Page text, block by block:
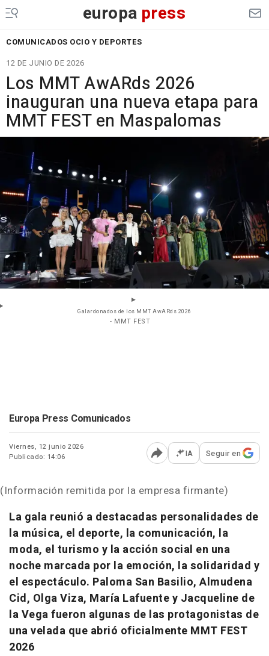
europa press
COMUNICADOS OCIO Y DEPORTES
12 DE JUNIO DE 2026
Los MMT AwARds 2026
inauguran una nueva etapa para
MMT FEST en Maspalomas
Galardonados de los MMT AwARds 2026
- MMT FEST
Europa Press Comunicados
Viernes, 12 junio 2026
Publicado: 14:06
Abrir opciones para
IA Seguir en
(Información remitida por la empresa firmante)
La gala reunió a destacadas personalidades de
la música, el deporte, la comunicación, la
moda, el turismo y la acción social en una
noche marcada por la emoción, la solidaridad y
el espectáculo. Paloma San Basilio, Almudena
Cid, Olga Viza, María Lafuente y Jacqueline de
la Vega fueron algunas de las protagonistas de
una velada que abrió oficialmente MMT FEST
2026